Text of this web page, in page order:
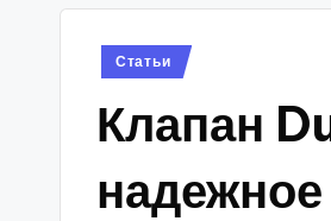
Posted
Статьи
Клапан